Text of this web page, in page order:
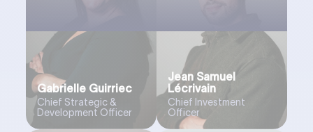
Gabrielle Guirriec
Chief Strategic &
Development Officer
Jean Samuel
Lécrivain
Chief Investment
Officer